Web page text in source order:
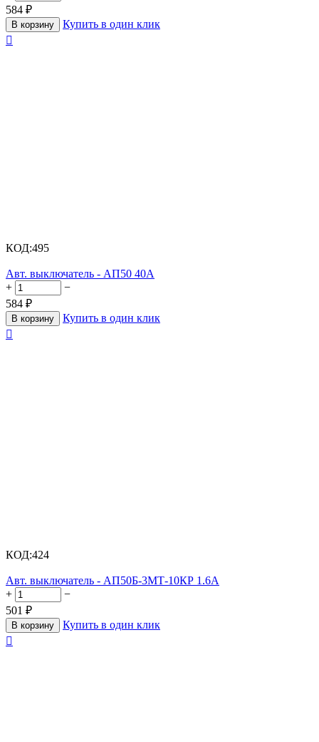
584 ₽
В корзину
Купить в один клик

КОД:495
Авт. выключатель - АП50 40А
+
−
584 ₽
В корзину
Купить в один клик

КОД:424
Авт. выключатель - АП50Б-3МТ-10КР 1.6А
+
−
501 ₽
В корзину
Купить в один клик
